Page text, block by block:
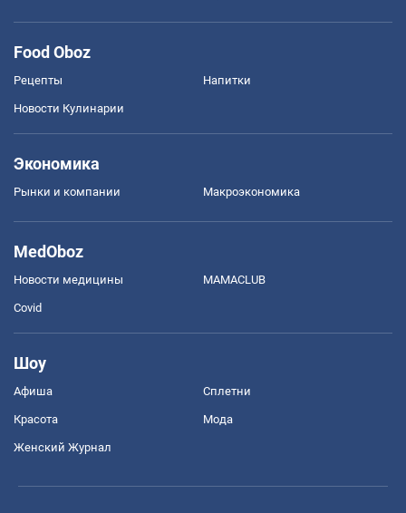
Food Oboz
Рецепты Напитки
Новости Кулинарии
Экономика
Рынки и компании Mакроэкономика
MedOboz
Новости медицины MAMACLUB
Covid
Шоу
Афиша Сплетни
Красота Мода
Женский Журнал